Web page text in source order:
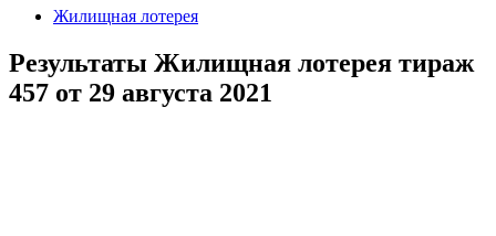
Жилищная лотерея
Результаты Жилищная лотерея тираж
457 от 29 августа 2021